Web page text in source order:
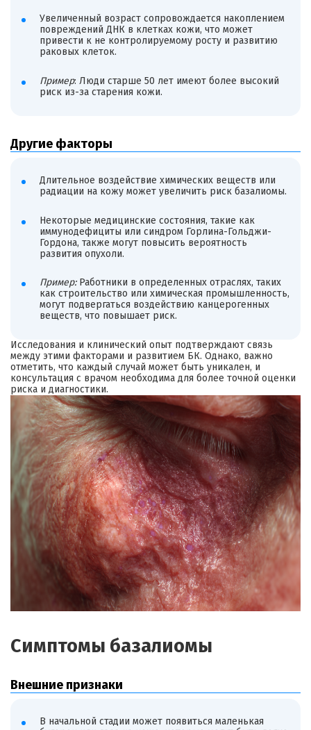
Увеличенный возраст сопровождается накоплением
повреждений ДНК в клетках кожи, что может
привести к не контролируемому росту и развитию
раковых клеток.
Пример: Люди старше 50 лет имеют более высокий
риск из-за старения кожи.
Другие факторы
Длительное воздействие химических веществ или
радиации на кожу может увеличить риск базалиомы.
Некоторые медицинские состояния, такие как
иммунодефициты или синдром Горлина-Гольджи-
Гордона, также могут повысить вероятность
развития опухоли.
Пример:Работники в определенных отраслях, таких
как строительство или химическая промышленность,
могут подвергаться воздействию канцерогенных
веществ, что повышает риск.
Исследования и клинический опыт подтверждают связь
между этими факторами и развитием БК. Однако, важно
отметить, что каждый случай может быть уникален, и
консультация с врачом необходима для более точной оценки
риска и диагностики.
Симптомы базалиомы
Внешние признаки
В начальной стадии может появиться маленькая